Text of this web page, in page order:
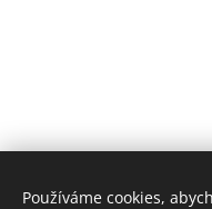
Používáme cookies,